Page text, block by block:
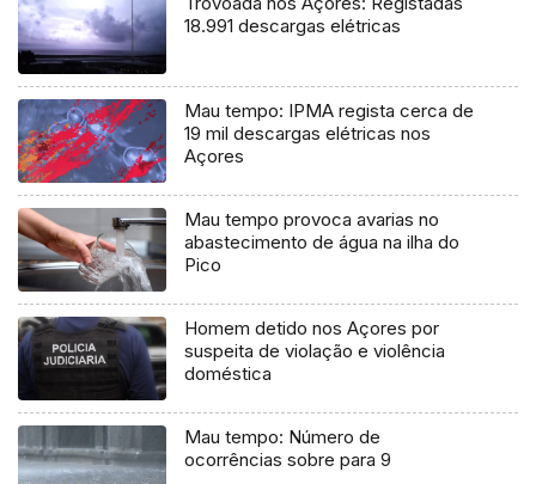
18.991 descargas elétricas
Mau tempo: IPMA regista cerca de
19 mil descargas elétricas nos
Açores
Mau tempo provoca avarias no
abastecimento de água na ilha do
Pico
Homem detido nos Açores por
suspeita de violação e violência
doméstica
Mau tempo: Número de
ocorrências sobre para 9